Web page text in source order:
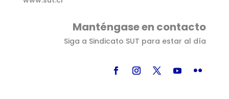
Manténgase en contacto
Siga a Sindicato SUT para estar al día